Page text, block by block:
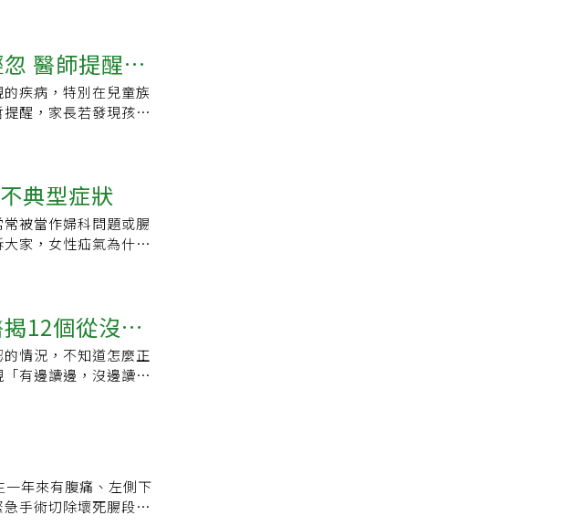
精準修補這層腹壁。
結構性的缺口還是單
雄長庚泌尿科 黃英哲
抬重物，腫塊突出會
痛。以成年人來說，
或後天性；依發生位
的疾病機轉主要是因
軟組織往缺損處膨
位，使腸子腫脹進而
壁肌肉組織缺損，通
主要靠醫師觸診，觀
床病史跟理學檢查診
，腹腔內壓力增加使
再次手術處理外，也
疝氣復發的風險。陳
應該透過日常生活習
少腹部用力等。若摸
醫師提醒：
疾病，特別在兒童族
醒，家長若發現孩子
是高風險族群，但小
態為「腹股溝疝
的10倍，右側更為常
見。醫師李亞哲指
。這條連接腹腔與陰
現他在哭鬧或跑跳
腹股溝疝氣後，院方
可返家，1周後恢復正
術技術已相當成熟，
，拖得越久只會越難
脹、突起，應立即就
技術守護民眾健康，
典型症狀
被當作婦科問題或腸
家，女性疝氣為什麼
側或腹股溝深處的隱
題！2.經常被誤診為
腔不適、下腹痛，症
了好幾家婦產科，做
被安排不必要的婦科
咎於懷孕的正常現
氣患者會發現，她們
根部痠痛，或是久站
常被當作慢性骨盆腔
12個從沒唸
情況，不知道怎麼正
有邊讀邊，沒邊讀中
次看懂1.「疝」氣唸
出。嬰幼兒常見如臍
門。指嬰兒頭骨未癒
是「居」僂。常因缺
，不是「校」吼。又稱
年來有腹痛、左側下
手術切除壞死腸段，